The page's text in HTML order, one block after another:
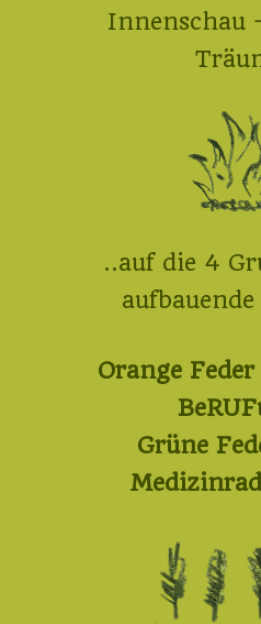
Innenschau
..auf die 4
Orange
Grüne